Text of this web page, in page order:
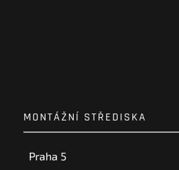
MONTÁŽNÍ STŘEDISKA
Praha 5